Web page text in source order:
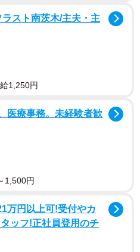
スト南茨木/主夫・主
1,250円
医療事務。未経験者歓
1,500円
万円以上可!受付やカ
ッフ!正社員登用のチ